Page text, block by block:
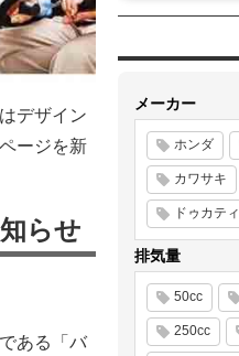
デザイン
ージを新
らせ
ある「バ
メーカー
ホンダ
カワサキ
ドゥカティ
排気量
50cc
250cc